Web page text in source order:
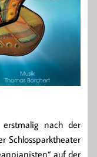
erstmalig nach der
Schlossparktheater
auf der